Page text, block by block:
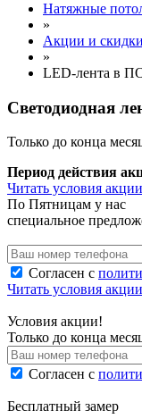
Натяжные
»
Акции и скидки
»
LED-лента в
Светодиодная
Только до конца
Период действия
Читать условия акции
По Пятницам у нас
специальное
Согласен с
Читать условия акции
Условия акции!
Только до конца
Согласен с
Бесплатный замер